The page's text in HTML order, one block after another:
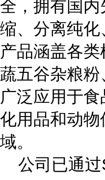
全，拥有国
缩、分离纯化
产品涵盖各
蔬五谷杂粮粉
广泛应用于
化用品和动
域。
公司已通过